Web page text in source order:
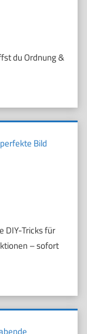
du Ordnung &
Bild
DIY-Tricks für
– sofort